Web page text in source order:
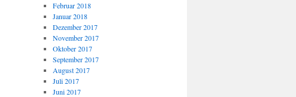
Februar 2018
Januar 2018
Dezember 2017
November 2017
Oktober 2017
September 2017
August 2017
Juli 2017
Juni 2017